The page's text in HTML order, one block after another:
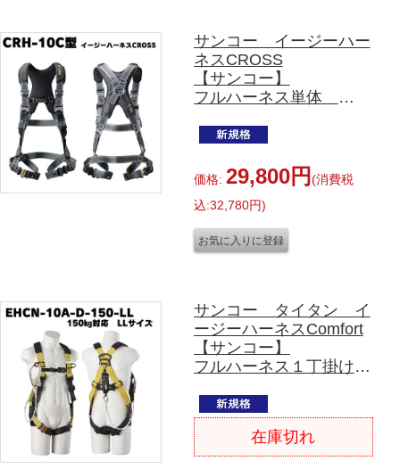
サンコー イージーハー
ネスCROSS
【サンコー】
フルハーネス単体
価格: 29,800円 (消費税
込:32,780円)
サンコー タイタン イ
ージーハーネスComfort
【サンコー】
フルハーネス１丁掛け
型
EHCN-10A-D-150-LL
150㎏対応 LLサイズ
在庫切れ